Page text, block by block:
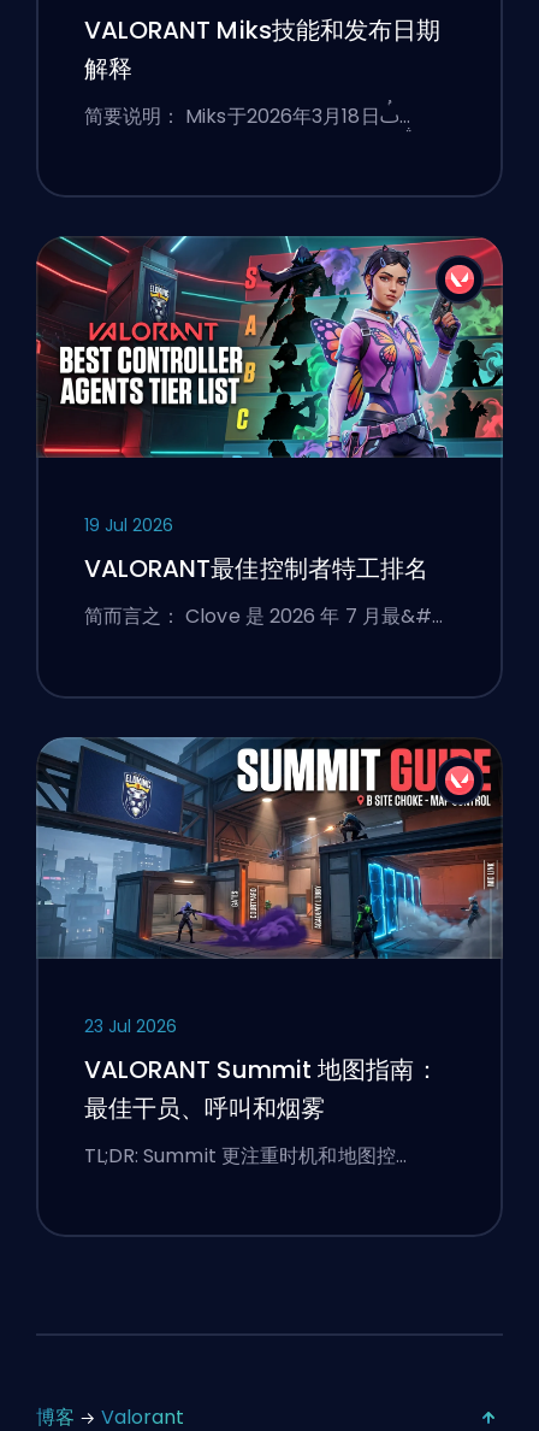
VALORANT Miks技能和发布日期
解释
简要说明： Miks于2026年3月18日ࢷ…
19 Jul 2026
VALORANT最佳控制者特工排名
简而言之： Clove 是 2026 年 7 月最&#…
23 Jul 2026
VALORANT Summit 地图指南：
最佳干员、呼叫和烟雾
TL;DR: Summit 更注重时机和地图控…
博客 Valorant